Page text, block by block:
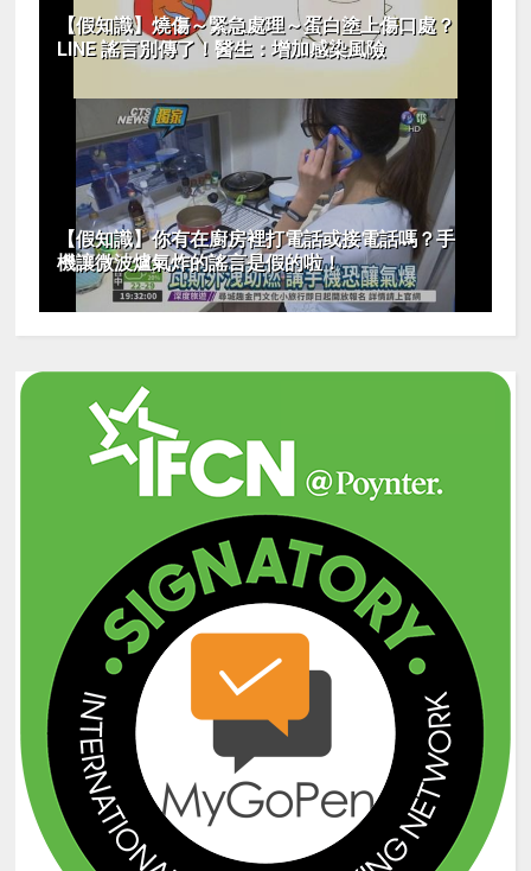
【假知識】燒傷～緊急處理～蛋白塗上傷口處？
LINE 謠言別傳了！醫生：增加感染風險
【假知識】你有在廚房裡打電話或接電話嗎？手
機讓微波爐氣炸的謠言是假的啦！